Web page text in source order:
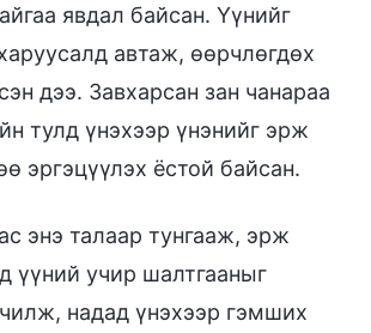
явдал байсан. Үүнийг
автаж, өөрчлөгдөх
дээ. Завхарсан зан чанараа
тулд үнэхээр үнэнийг эрж
эргэцүүлэх ёстой байсан.
энэ талаар тунгааж, эрж
үүний учир шалтгааныг
надад үнэхээр гэмших